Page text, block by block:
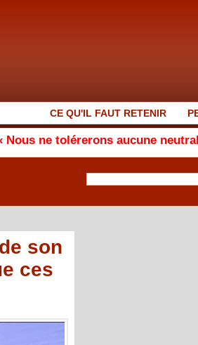
CE QU'IL FAUT RETENIR
aucune neutralité dans
son
ces